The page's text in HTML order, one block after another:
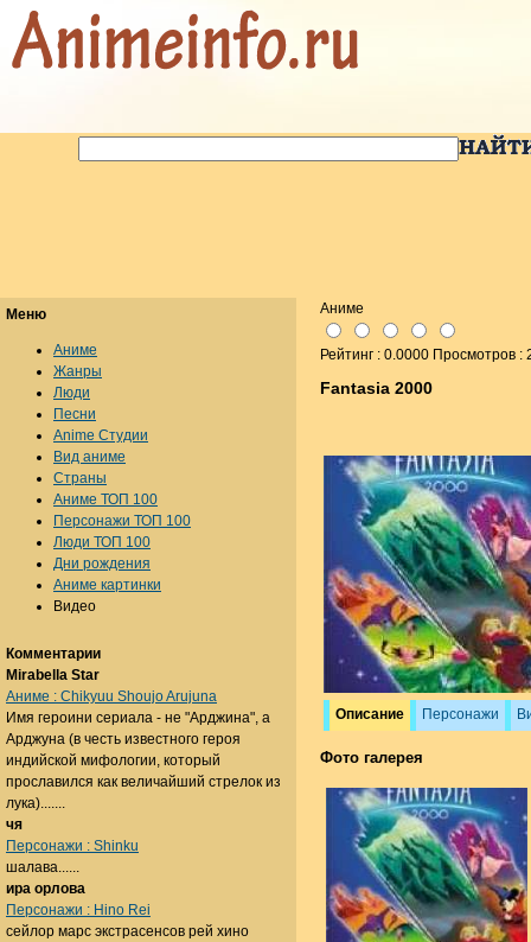
Аниме
Рейтинг : 0.0000 Просмотров :
Fantasia 2000
Описание Персонажи
Фото галерея
Меню
Аниме
Жанры
Люди
Песни
Anime Студии
Вид аниме
Страны
Аниме ТОП 100
Персонажи ТОП 100
Люди ТОП 100
Дни рождения
Аниме картинки
Видео
Комментарии
Mirabella Star
Аниме : Chikyuu Shoujo Arujuna
Имя героини сериала - не "Арджина", а
Арджуна (в честь известного героя
индийской мифологии, который
прославился как величайший стрелок из
лука).......
чя
Персонажи : Shinku
шалава......
ира орлова
Персонажи : Hino Rei
сейлор марс экстрасенсов рей хино